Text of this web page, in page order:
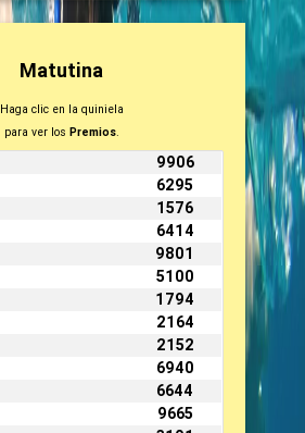
Matutina
Haga clic en la quiniela
para ver los Premios.
9906
6295
1576
6414
9801
5100
1794
2164
2152
6940
6644
9665